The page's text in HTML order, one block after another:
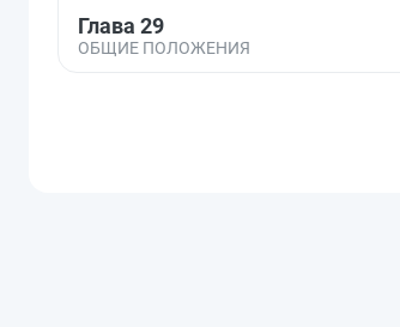
Глава 29
ОБЩИЕ ПОЛОЖЕНИЯ